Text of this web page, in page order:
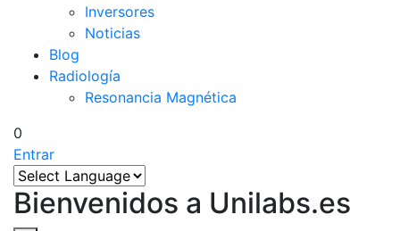
Inversores
Noticias
Blog
Radiología
Resonancia Magnética
0
Entrar
Bienvenidos a Unilabs.es